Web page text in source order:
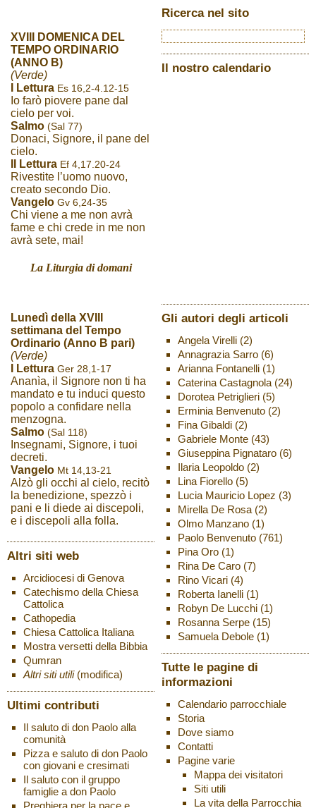
XVIII DOMENICA DEL
TEMPO ORDINARIO
(ANNO B)
(Verde)
I Lettura Es 16,2-4.12-15
Io farò piovere pane dal
cielo per voi.
Salmo (Sal 77)
Donaci, Signore, il pane del
cielo.
II Lettura Ef 4,17.20-24
Rivestite l’uomo nuovo,
creato secondo Dio.
Vangelo Gv 6,24-35
Chi viene a me non avrà
fame e chi crede in me non
avrà sete, mai!
La Liturgia di domani
Lunedì della XVIII
settimana del Tempo
Ordinario (Anno B pari)
(Verde)
I Lettura Ger 28,1-17
Ananìa, il Signore non ti ha
mandato e tu induci questo
popolo a confidare nella
menzogna.
Salmo (Sal 118)
Insegnami, Signore, i tuoi
decreti.
Vangelo Mt 14,13-21
Alzò gli occhi al cielo, recitò
la benedizione, spezzò i
pani e li diede ai discepoli,
e i discepoli alla folla.
Altri siti web
Arcidiocesi di Genova
Catechismo della Chiesa
Cattolica
Cathopedia
Chiesa Cattolica Italiana
Mostra versetti della Bibbia
Qumran
Altri siti utili (modifica)
Ultimi contributi
Il saluto di don Paolo alla
comunità
Pizza e saluto di don Paolo
con giovani e cresimati
Il saluto con il gruppo
famiglie a don Paolo
Preghiera per la pace e
Ricerca nel sito
Il nostro calendario
Gli autori degli articoli
Angela Virelli(2)
Annagrazia Sarro(6)
Arianna Fontanelli(1)
Caterina Castagnola(24)
Dorotea Petriglieri(5)
Erminia Benvenuto(2)
Fina Gibaldi(2)
Gabriele Monte(43)
Giuseppina Pignataro(6)
Ilaria Leopoldo(2)
Lina Fiorello(5)
Lucia Mauricio Lopez (3)
Mirella De Rosa(2)
Olmo Manzano(1)
Paolo Benvenuto(761)
Pina Oro(1)
Rina De Caro(7)
Rino Vicari(4)
Roberta Ianelli(1)
Robyn De Lucchi(1)
Rosanna Serpe(15)
Samuela Debole(1)
Tutte le pagine di
informazioni
Calendario parrocchiale
Storia
Dove siamo
Contatti
Pagine varie
Mappa dei visitatori
Siti utili
La vita della Parrocchia